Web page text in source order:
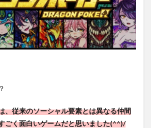
、従来のソーシャル要素とは異なる仲間
ごく面白いゲームだと思いました(^^)/